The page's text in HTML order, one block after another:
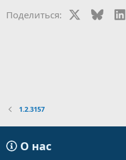
и
Поделиться:
1.2.3157
О нас